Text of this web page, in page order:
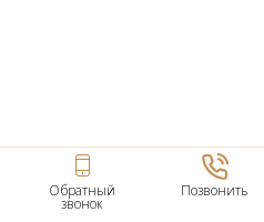
Обратный
звонок
Позвонить